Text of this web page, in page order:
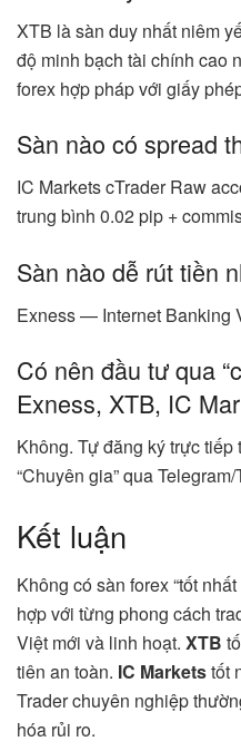
XTB là sàn duy nhất niêm
độ minh bạch tài chính cao
forex hợp pháp với giấy
Sàn nào có spread
IC Markets cTrader Raw
trung bình 0.02 pip +
Sàn nào dễ rút tiền
Exness — Internet Banking
Có nên đầu tư qua
Exness, XTB, IC
Không. Tự đăng ký trực
“Chuyên gia” qua
Kết luận
Không có sàn forex “tốt
hợp với từng phong cách
Việt mới và linh hoạt. XTB
tiên an toàn. IC Marketstốt
Trader chuyên nghiệp
hóa rủi ro.